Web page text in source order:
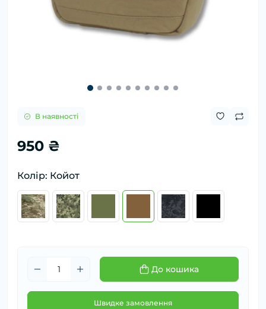
В наявності
950 ₴
Колір: Койот
До кошика
Швидке замовлення